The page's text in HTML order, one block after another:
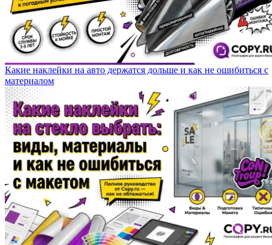
Какие наклейки на авто держатся дольше и как не ошибиться с
материалом